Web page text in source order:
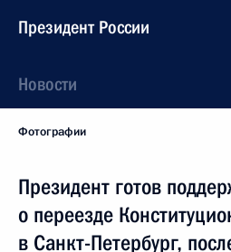
Президент России
Новости
Фотографии
Президент готов
о переезде
в Санкт-Петербург,